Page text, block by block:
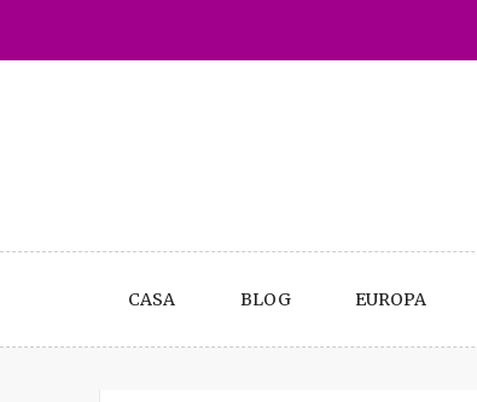
content
CASA BLOG EUROPA